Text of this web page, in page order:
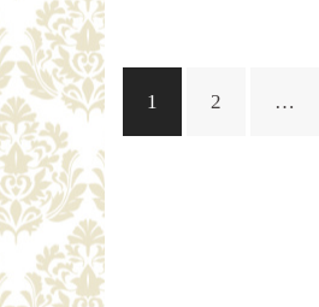
投
1 2 …